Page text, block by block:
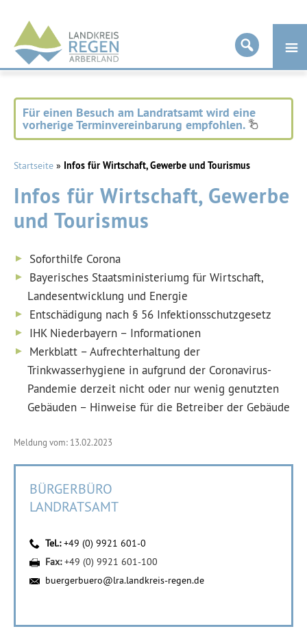
Landkreis
Regen
Für einen Besuch am Landratsamt wird eine
vorherige Terminvereinbarung empfohlen.
Startseite » Infos für Wirtschaft, Gewerbe und Tourismus
Infos für Wirtschaft, Gewerbe
und Tourismus
Soforthilfe Corona
Bayerisches Staatsministeriumg für Wirtschaft,
Landesentwicklung und Energie
Entschädigung nach § 56 Infektionsschutzgesetz
IHK Niederbayern – Informationen
Merkblatt – Aufrechterhaltung der
Trinkwasserhygiene in aufgrund der Coronavirus-
Pandemie derzeit nicht oder nur wenig genutzten
Gebäuden – Hinweise für die Betreiber der Gebäude
Meldung vom: 13.02.2023
BÜRGERBÜRO
LANDRATSAMT
Tel.:+49 (0) 9921 601-0
Fax:+49 (0) 9921 601-100
buergerbuero@lra.landkreis-regen.de